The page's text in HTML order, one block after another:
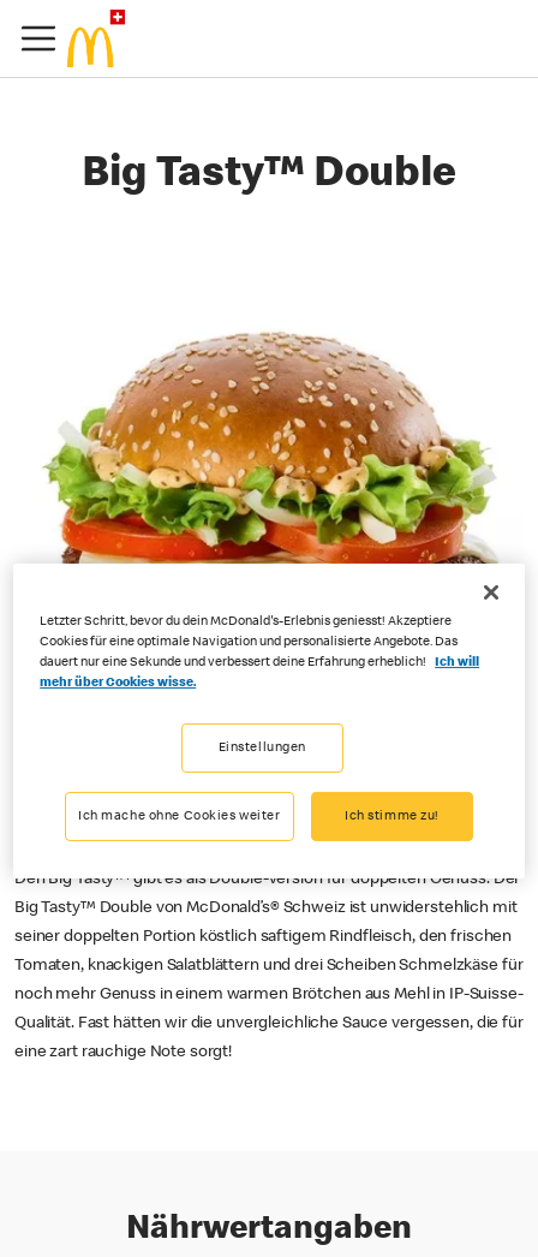
Big Tasty™ Double
Den Big Tasty™ gibt es als Double-Version für doppelten Genuss. Der
Big Tasty™ Double von McDonald’s® Schweiz ist unwiderstehlich mit
seiner doppelten Portion köstlich saftigem Rindfleisch, den frischen
Tomaten, knackigen Salatblättern und drei Scheiben Schmelzkäse für
noch mehr Genuss in einem warmen Brötchen aus Mehl in IP-Suisse-
Qualität. Fast hätten wir die unvergleichliche Sauce vergessen, die für
eine zart rauchige Note sorgt!
Nährwertangaben
Letzter Schritt, bevor du dein McDonald's-Erlebnis geniesst! Akzeptiere
Cookies für eine optimale Navigation und personalisierte Angebote. Das
dauert nur eine Sekunde und verbessert deine Erfahrung erheblich!
Ich will
mehr über Cookies wisse.
Einstellungen
Ich mache ohne Cookies weiter Ich stimme zu!